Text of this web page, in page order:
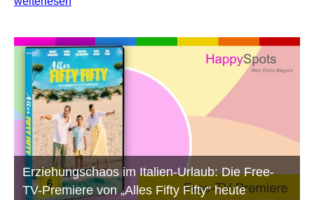
Erziehungschaos im Italien-Urlaub: Die Free-
TV-Premiere von „Alles Fifty Fifty“ heute